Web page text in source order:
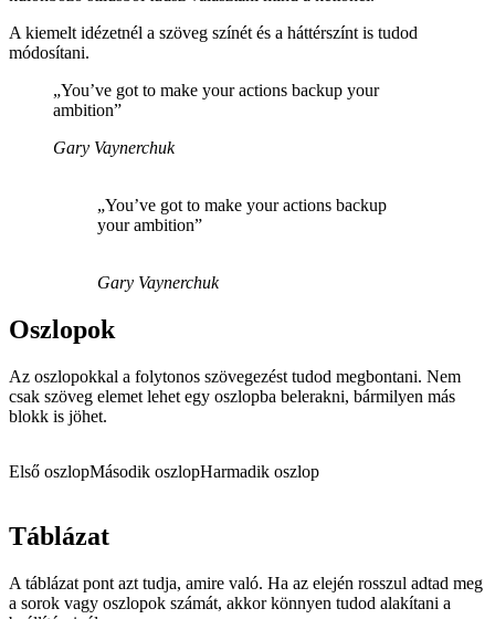
A kiemelt idézetnél a szöveg színét és a háttérszínt is tudod
módosítani.
„You’ve got to make your actions backup your
ambition”
Gary Vaynerchuk
„You’ve got to make your actions backup
your ambition”
Gary Vaynerchuk
Oszlopok
Az oszlopokkal a folytonos szövegezést tudod megbontani. Nem
csak szöveg elemet lehet egy oszlopba belerakni, bármilyen más
blokk is jöhet.
Első oszlopMásodik oszlopHarmadik oszlop
Táblázat
A táblázat pont azt tudja, amire való. Ha az elején rosszul adtad meg
a sorok vagy oszlopok számát, akkor könnyen tudod alakítani a